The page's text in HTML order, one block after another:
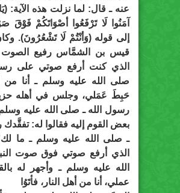
عنه ـ قال: لما نزلت هذه الآية: (يَا
آمَنُوا لَا تَرْفَعُوا أصْوَاتَكُمْ فَوْقَ
إلى قوله (وَأنْتُمْ لَا تَشْعُرُونَ).
قيس بن الشمَّاس رفيع الصوت
الذي كنت أرفع صوتي على
صلى الله عليه وسلم ـ أنا من
حَبِطَ عَمَلي، وجلس في أهله
رسول الله ـ صلى الله عليه
بعض القوم إليه فقالوا له:
ـ صلى الله عليه وسلم ـ ما
الذي أرفع صوتي فوق صوت
الله عليه وسلم ـ وأجهر له
عملي، أنا من أهل النار، فأتَوُا